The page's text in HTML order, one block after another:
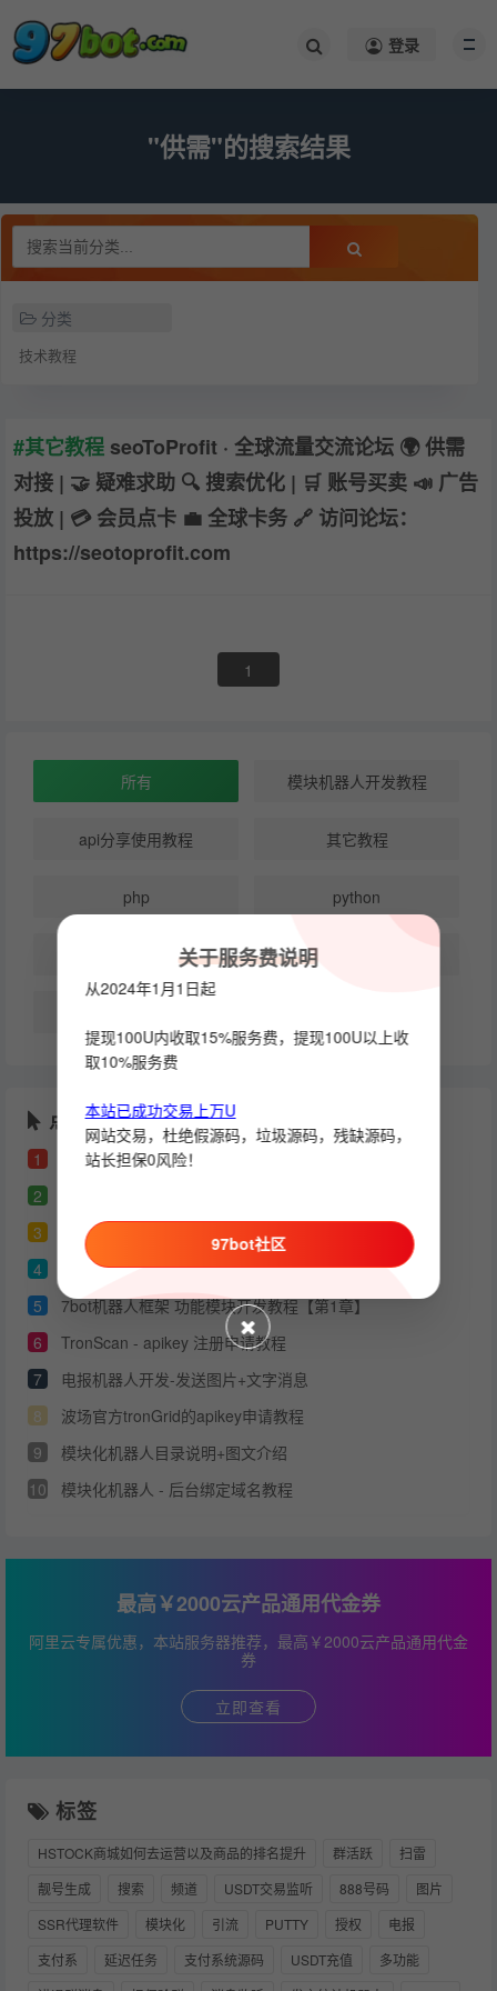
登录
"供需"的搜索结果
分类
技术教程
#其它教程 seoToProfit · 全球流量交流论坛 🌍 供需
对接 | 🤝 疑难求助 🔍 搜索优化 | 🛒 账号买卖 📣 广告
投放 | 💳 会员点卡 💼 全球卡务 🔗 访问论坛：
https://seotoprofit.com
1
所有 模块机器人开发教程
api分享使用教程 其它教程
php python
点击排行
1
telegram 电报开发者API_ID 和 API_HASH 申请教程
2
3
本站原创的机器人源码 - 通用部署教程
4
telegram会员自动开通api分享
5
7bot机器人框架 功能模块开发教程【第1章】
6
TronScan - apikey 注册申请教程
7
电报机器人开发-发送图片+文字消息
8
波场官方tronGrid的apikey申请教程
9
模块化机器人目录说明+图文介绍
10
模块化机器人 - 后台绑定域名教程
最高￥2000云产品通用代金券
阿里云专属优惠，本站服务器推荐，最高￥2000云产品通用代金
券
立即查看
标签
HSTOCK商城如何去运营以及商品的排名提升 群活跃
扫雷
靓号生成
搜索 频道 USDT交易监听 888号码
图片
SSR代理软件
模块化 引流 PUTTY 授权
电报
支付系
延迟任务 支付系统源码 USDT充值
多功能
关于服务费说明
从2024年1月1日起
提现100U内收取15%服务费，提现100U以上收
取10%服务费
本站已成功交易上万U
网站交易，杜绝假源码，垃圾源码，残缺源码，
站长担保0风险！
97bot社区